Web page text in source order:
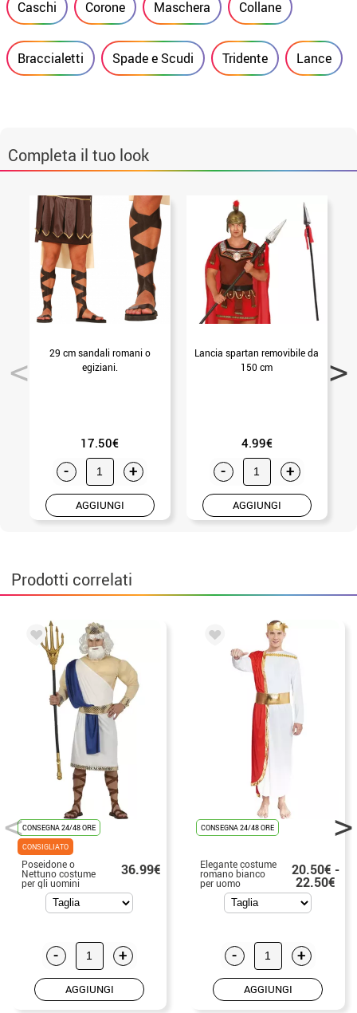
Caschi Corone Maschera Collane
Braccialetti Spade e Scudi Tridente Lance
Completa il tuo look
29 cm sandali romani o
egiziani.
17.50€
- +
AGGIUNGI
Lancia spartan removibile da
150 cm
4.99€
- +
AGGIUNGI
Prodotti correlati
CONSEGNA 24/48 ORE
CONSIGLIATO
Poseidone o
Nettuno costume
per gli uomini
36.99€
- +
AGGIUNGI
CONSEGNA 24/48 ORE
Elegante costume
romano bianco
per uomo
20.50€ -
22.50€
- +
AGGIUNGI